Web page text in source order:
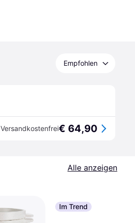
Empfohlen
Versandkostenfrei€ 64,90
Alle anzeigen
Im Trend